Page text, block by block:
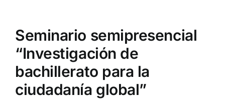
Seminario semipresencial
“Investigación de
bachillerato para la
ciudadanía global”